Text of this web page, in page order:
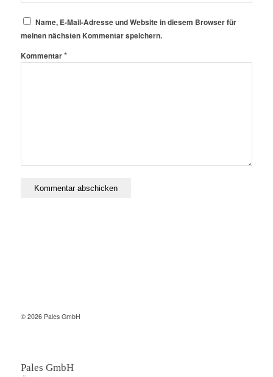
Name, E-Mail-Adresse und Website in diesem Browser für
meinen nächsten Kommentar speichern.
Kommentar*
© 2026 Pales GmbH
Pales GmbH